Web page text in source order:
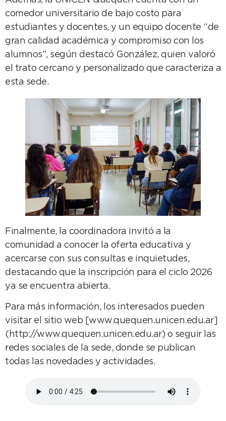
comedor universitario de bajo costo para
estudiantes y docentes, y un equipo docente “de
gran calidad académica y compromiso con los
alumnos”, según destacó González, quien valoró
el trato cercano y personalizado que caracteriza a
esta sede.
Finalmente, la coordinadora invitó a la
comunidad a conocer la oferta educativa y
acercarse con sus consultas e inquietudes,
destacando que la inscripción para el ciclo 2026
ya se encuentra abierta.
Para más información, los interesados pueden
visitar el sitio web [www.quequen.unicen.edu.ar]
(http://www.quequen.unicen.edu.ar) o seguir las
redes sociales de la sede, donde se publican
todas las novedades y actividades.